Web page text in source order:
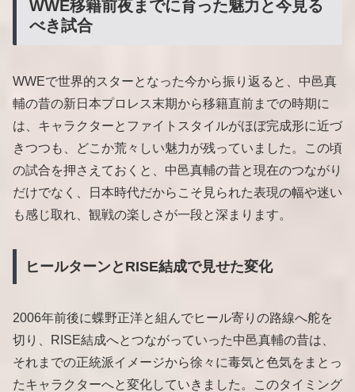
WWE移籍前夜までに育った魅力と今見る
べき試合
WWEで世界的スターとなった今から振り返ると、中邑真
輔の昔の新日本プロレス末期から移籍直前までの時期に
は、キャラクターとファイトスタイルがほぼ完成形に近づ
きつつも、どこか荒々しい魅力が残っていました。この頃
の試合を押さえておくと、中邑真輔の昔と現在のつながり
だけでなく、日本時代だからこそ見られた表現の幅や迷い
も感じ取れ、観戦の楽しさが一段と深まります。
ヒールターンとRISE結成で見せた変化
2006年前後に蝶野正洋と組んでヒール寄りの路線へ舵を
切り、RISE結成へとつながっていった中邑真輔の昔は、
それまでの正統派イメージから徐々に毒気と色気をまとっ
たキャラクターへと変化していきました。このタイミング